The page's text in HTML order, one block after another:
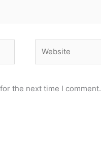
the next time I comment.